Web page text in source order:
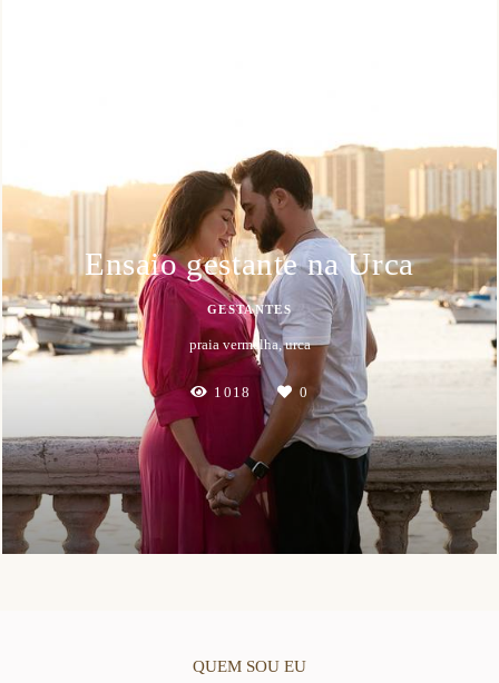
Ensaio gestante na Urca
GESTANTES
praia vermelha, urca
1018 0
QUEM SOU EU